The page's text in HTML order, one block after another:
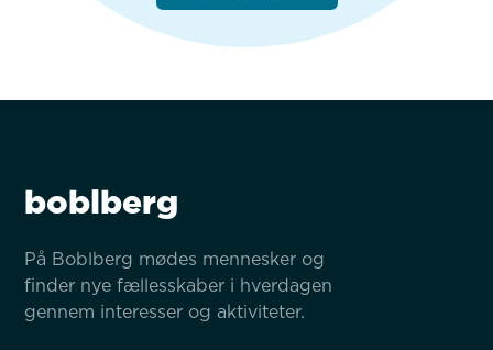
boblberg
På Boblberg mødes mennesker og
finder nye fællesskaber i hverdagen
gennem interesser og aktiviteter.